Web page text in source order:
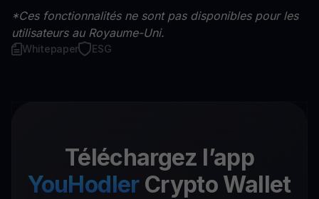
*Ces fonctionnalités ne sont pas disponibles pour les
utilisateurs au Royaume-Uni.
Whitepaper ESG
Téléchargez l’app
YouHodler Crypto Wallet